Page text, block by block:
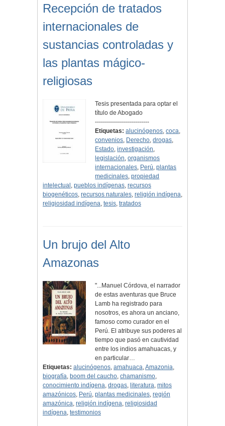
Recepción de tratados
internacionales de
sustancias controladas y
las plantas mágico-
religiosas
Tesis presentada para optar el
título de Abogado
---------------------------
Etiquetas: alucinógenos,coca,
convenios, Derecho,drogas,
Estado,investigación,
legislación,organismos
internacionales, Perú,plantas
medicinales,propiedad
intelectual , pueblos indígenas, recursos
biogenéticos, recursos naturales, religión indígena,
religiosidad indígena, tesis, tratados
Un brujo del Alto
Amazonas
"...Manuel Córdova, el narrador
de estas aventuras que Bruce
Lamb ha registrado para
nosotros, es ahora un anciano,
famoso como curador en el
Perú. El atribuye sus poderes al
tiempo que pasó en cautividad
entre los indios amahuacas, y
en particular…
Etiquetas: alucinógenos, amahuaca,Amazonia,
biografía, boom del caucho, chamanismo,
conocimiento indígena, drogas, literatura, mitos
amazónicos, Perú, plantas medicinales, región
amazónica, religión indígena, religiosidad
indígena, testimonios